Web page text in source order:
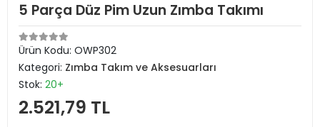
5 Parça Düz Pim Uzun Zımba Takımı
Ürün Kodu: OWP302
Kategori: Zımba Takım ve Aksesuarları
Stok: 20+
2.521,79 TL